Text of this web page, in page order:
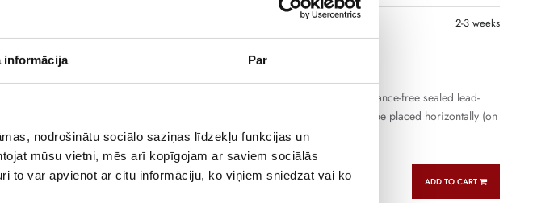
informācija Par
nodrošinātu sociālo saziņas līdzekļu funkcijas un
mūsu vietni, mēs arī kopīgojam ar saviem sociālās
to var apvienot ar citu informāciju, ko viņiem sniedzat vai ko
NOT IN STOCK IN RIGA
2-3 weeks
The batteries manufactured by Cellpower are maintenance-free sealed lead-
acid batteries with immobilized electrolyte. They can be placed horizontally (on
their sides) for operation.
ADD TO CART